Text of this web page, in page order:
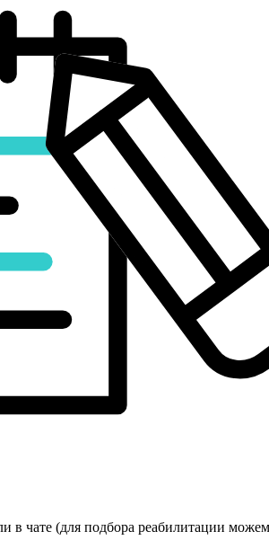
в чате (для подбора реабилитации